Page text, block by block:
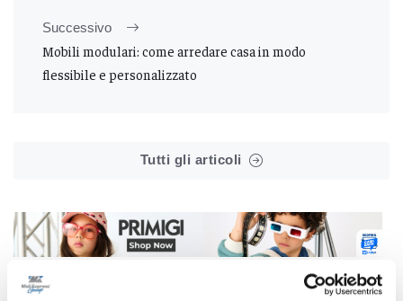
Successivo
Mobili modulari: come arredare casa in modo
flessibile e personalizzato
Tutti gli articoli